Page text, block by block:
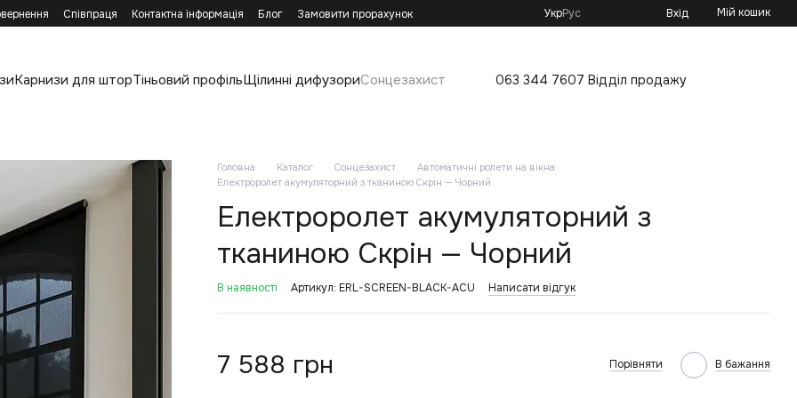
Співпраця Контактна інформація Блог Замовити прорахунок УкрРус Вхід Мій кошик
Карнизи для шторТіньовий профільЩілинні дифузориСонцезахист 063 344 7607 Відділ продажу
Головна Каталог Сонцезахист
Автоматичні ролети на вікна
Електроролет акумуляторний з тканиною Скрін — Чорний
Електроролет акумуляторний з
тканиною Скрін — Чорний
В наявності Артикул: ERL-SCREEN-BLACK-ACU Написати відгук
7 588 грн Порівняти В бажання